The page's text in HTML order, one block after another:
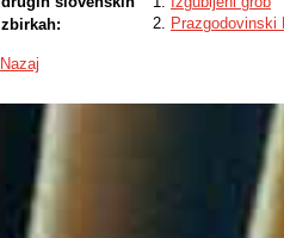
ARIS - Javna
Številka projekta:
Naslov:
Mineralne
ARIS - Javna
Republike
Številka projekta:
Naslov:
Arheološke
zbirkah:
Prazgodovinski
Nazaj